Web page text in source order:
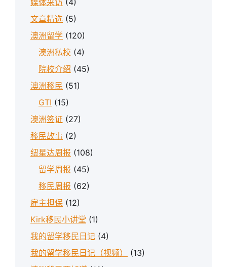
媒体采访 (4)
文章精选 (5)
澳洲留学 (120)
澳洲私校 (4)
院校介绍 (45)
澳洲移民 (51)
GTI (15)
澳洲签证 (27)
移民故事 (2)
纽星达周报 (108)
留学周报 (45)
移民周报 (62)
雇主担保 (12)
Kirk移民小讲堂 (1)
我的留学移民日记 (4)
我的留学移民日记（视频）
(13)